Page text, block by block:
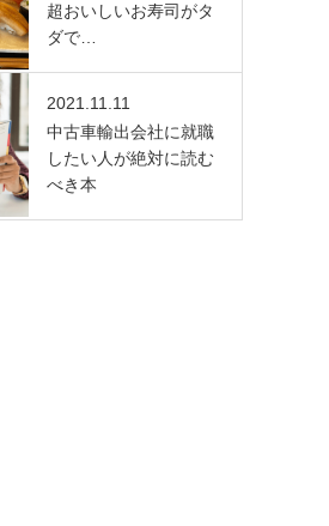
超おいしいお寿司がタ
ダで…
2021.11.11
中古車輸出会社に就職
したい人が絶対に読む
べき本